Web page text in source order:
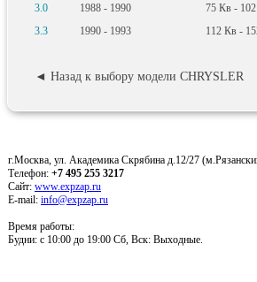
3.0
1988 - 1990 75 Кв - 102
3.3
1990 - 1993 112 Кв -
◄ Назад к выбору модели CHRYSLER
г.Москва, ул. Академика Скрябина д.12/27
Телефон: +7 495 255 3217
Сайт: www.expzap.ru
E-mail: info@expzap.ru
Время работы:
Будни: c 10:00 до 19:00 Сб, Вск: Выходные.